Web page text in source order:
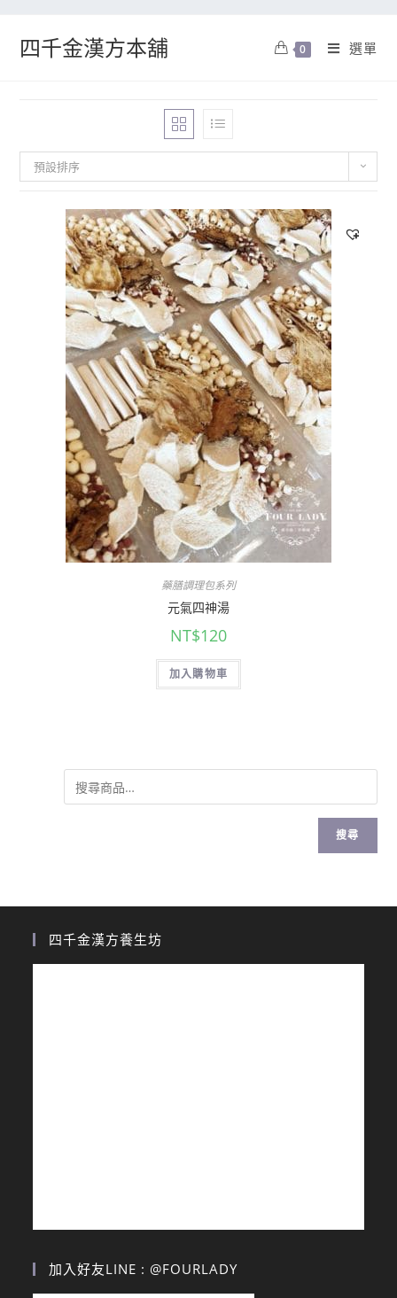
四千金漢方本舖 0 選單
預設排序
藥膳調理包系列
元氣四神湯
NT$120
加入購物車
搜尋
四千金漢方養生坊
加入好友LINE : @FOURLADY